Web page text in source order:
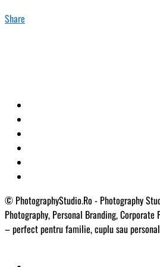
Share
© PhotographyStudio.Ro - Photography
Photography, Personal Branding,
– perfect pentru familie, cuplu sau